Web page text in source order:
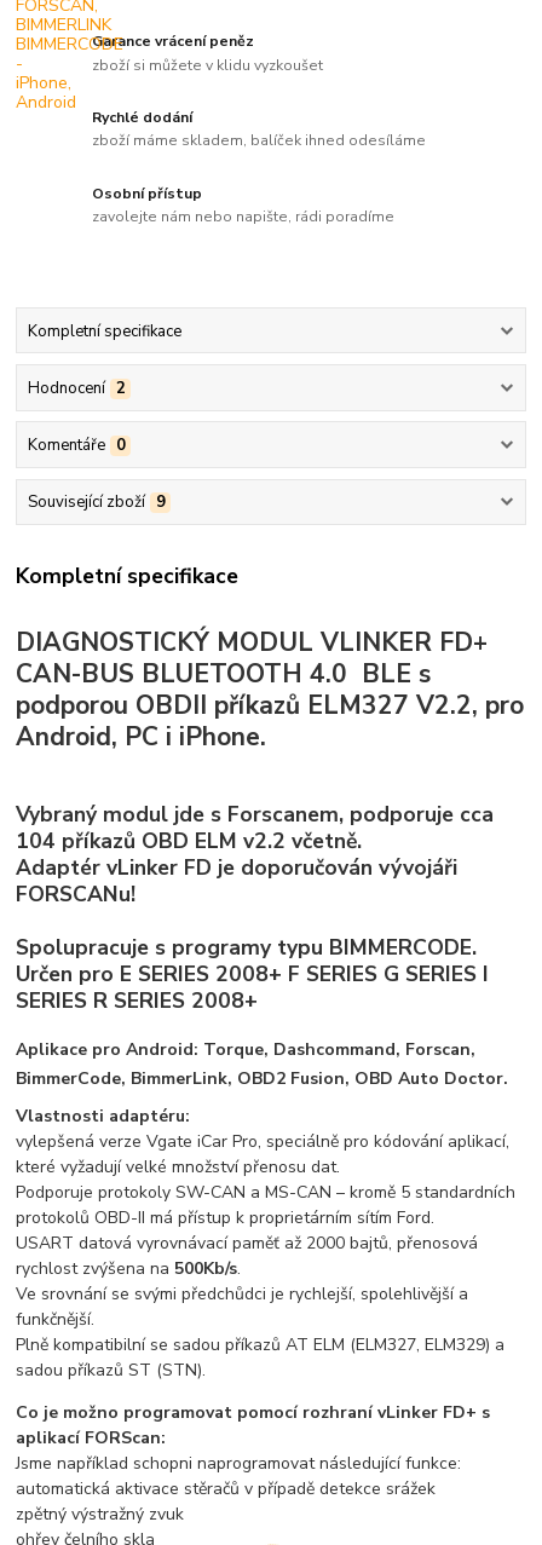
Garance vrácení peněz
zboží si můžete v klidu vyzkoušet
Rychlé dodání
zboží máme skladem, balíček ihned odesíláme
Osobní přístup
zavolejte nám nebo napište, rádi poradíme
Kompletní specifikace
Hodnocení 2
Komentáře 0
Související zboží 9
Kompletní specifikace
DIAGNOSTICKÝ MODUL VLINKER FD+
CAN-BUS BLUETOOTH 4.0 BLE s
podporou OBDII příkazů ELM327 V2.2, pro
Android, PC i iPhone.
Vybraný modul jde s Forscanem, podporuje cca
104 příkazů OBD ELM v2.2 včetně.
Adaptér vLinker FD je doporučován vývojáři
FORSCANu!
Spolupracuje s programy typu BIMMERCODE.
Určen pro E SERIES 2008+ F SERIES G SERIES I
SERIES R SERIES 2008+
Aplikace pro Android: Torque, Dashcommand, Forscan,
BimmerCode, BimmerLink, OBD2 Fusion, OBD Auto Doctor.
Vlastnosti adaptéru:
vylepšená verze Vgate iCar Pro, speciálně pro kódování aplikací,
které vyžadují velké množství přenosu dat.
Podporuje protokoly SW-CAN a MS-CAN – kromě 5 standardních
protokolů OBD-II má přístup k proprietárním sítím Ford.
USART datová vyrovnávací paměť až 2000 bajtů, přenosová
rychlost zvýšena na 500Kb/s.
Ve srovnání se svými předchůdci je rychlejší, spolehlivější a
funkčnější.
Plně kompatibilní se sadou příkazů AT ELM (ELM327, ELM329) a
sadou příkazů ST (STN).
Co je možno programovat pomocí rozhraní vLinker FD+ s
aplikací FORScan:
Jsme například schopni naprogramovat následující funkce:
automatická aktivace stěračů v případě detekce srážek
zpětný výstražný zvuk
ohřev čelního skla